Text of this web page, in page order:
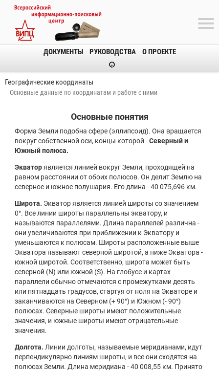
ДОКУМЕНТЫ РУКОВОДСТВА О ПРОЕКТЕ
Географические координаты
Основные данные по координатам и работе с ними
Основные понятия
Форма Земли подобна сфере (эллипсоид). Она вращается
вокруг собственной оси, концы которой -Северный и
Южный полюса.
Экваторявляется линией вокруг Земли, проходящей на
равном расстоянии от обоих полюсов. Он делит Землю на
северное и южное полушария. Его длина - 40 075,696 км.
Широта. Экватор является линией широты со значением
0°. Все линии широты параллельны экватору, и
называются параллелями. Длина параллелей различна -
они увеличиваются при приближении к Экватору и
уменьшаются к полюсам. Широты расположенные выше
Экватора называют северной широтой, а ниже Экватора -
южной широтой. Соответственно, широта может быть
северной (N) или южной (S). На глобусе и картах
параллели обычно отмечаются с промежутками десять
или пятнадцать градусов, стартуя от ноля на Экваторе и
заканчиваются на Северном (+ 90°) и Южном (- 90°)
полюсах. Северные широты имеют положительные
значения, и южные широты имеют отрицательные
значения.
Долгота. Линии долготы, называемые меридианами, идут
перпендикулярно линиям широты, и все они сходятся на
полюсах Земли. Длина меридиана - 40 008,55 км. Принято